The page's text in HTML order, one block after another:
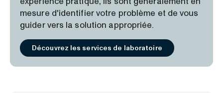
mesure d'identifier votre problème et de vous
guider vers la solution appropriée.
Découvrez les services de laboratoire